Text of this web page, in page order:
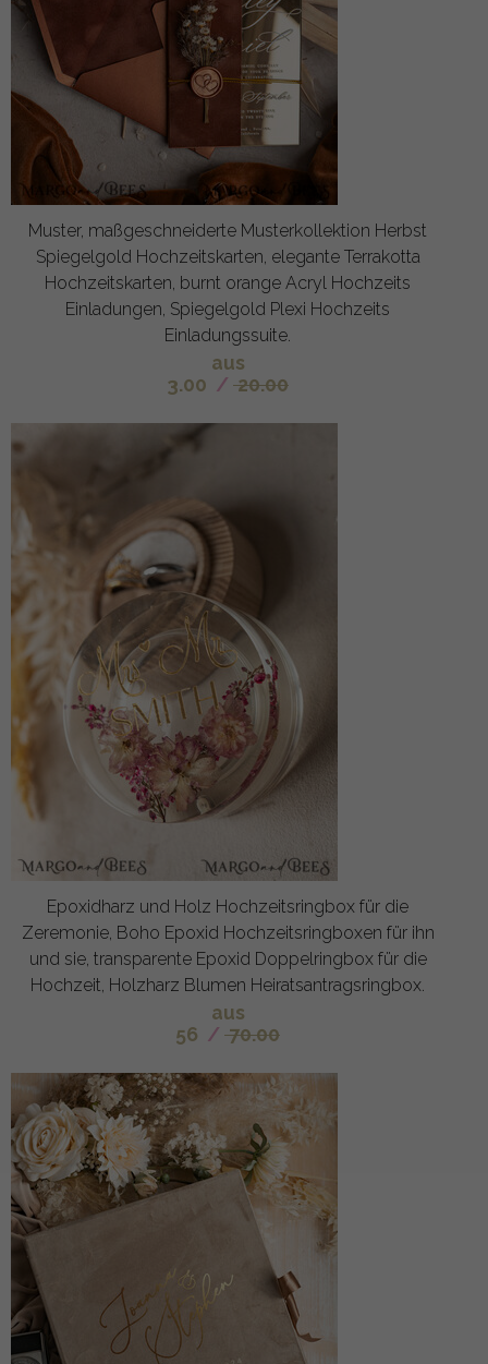
Muster, maßgeschneiderte Musterkollektion Herbst
Spiegelgold Hochzeitskarten, elegante Terrakotta
Hochzeitskarten, burnt orange Acryl Hochzeits
Einladungen, Spiegelgold Plexi Hochzeits
Einladungssuite.
aus
3.00 / 20.00
Epoxidharz und Holz Hochzeitsringbox für die
Zeremonie, Boho Epoxid Hochzeitsringboxen für ihn
und sie, transparente Epoxid Doppelringbox für die
Hochzeit, Holzharz Blumen Heiratsantragsringbox.
aus
56 / 70.00